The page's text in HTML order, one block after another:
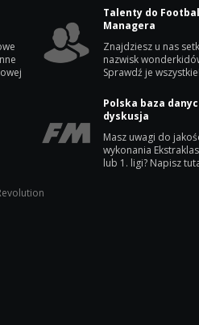
Talenty do
Managera
Znajdziesz u nas
nazwisk
Sprawdź je
Polska baza
dyskusja
Masz uwagi do
wykonania
lub 1. ligi? Napisz